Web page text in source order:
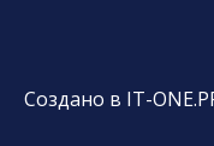
Создано в IT-